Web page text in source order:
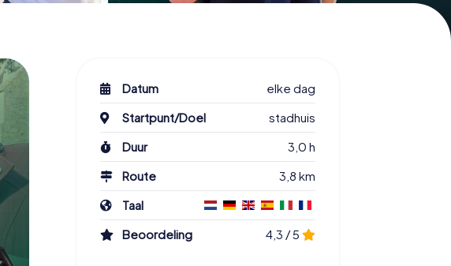
Datum
elke dag
Startpunt/Doel
stadhuis
Duur
3,0 h
Route
3,8 km
Taal
Beoordeling
4,3 / 5